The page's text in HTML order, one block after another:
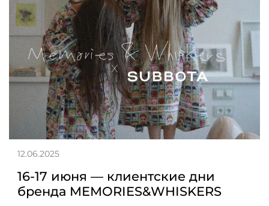
16-17 июня — клиентские дни
бренда MEMORIES&WHISKERS
12.06.2025